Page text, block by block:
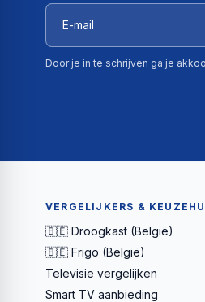
Door je in te schrijven ga je
VERGELIJKERS &
🇧🇪 Droogkast (België)
🇧🇪 Frigo (België)
Televisie vergelijken
Smart TV aanbieding